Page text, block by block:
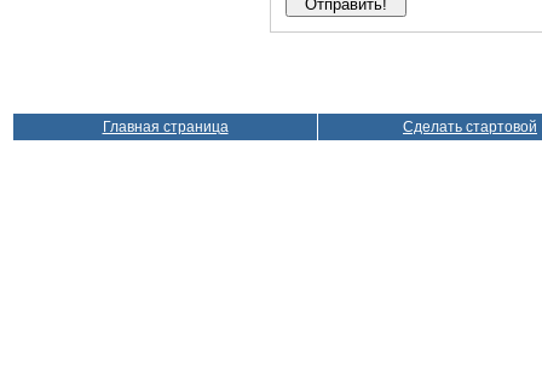
Главная страница Сделать стартовой